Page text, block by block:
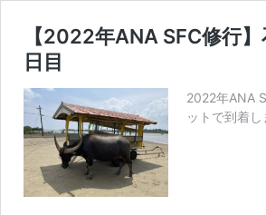
【2022年ANA SFC修行
日目
2022年ANA
ットで到着